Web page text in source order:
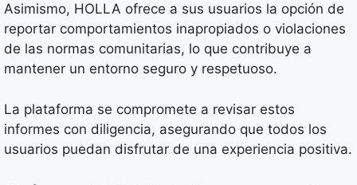
Asimismo, HOLLA ofrece a sus usuarios la opción de
reportar comportamientos inapropiados o violaciones
de las normas comunitarias, lo que contribuye a
mantener un entorno seguro y respetuoso.
La plataforma se compromete a revisar estos
informes con diligencia, asegurando que todos los
usuarios puedan disfrutar de una experiencia positiva.